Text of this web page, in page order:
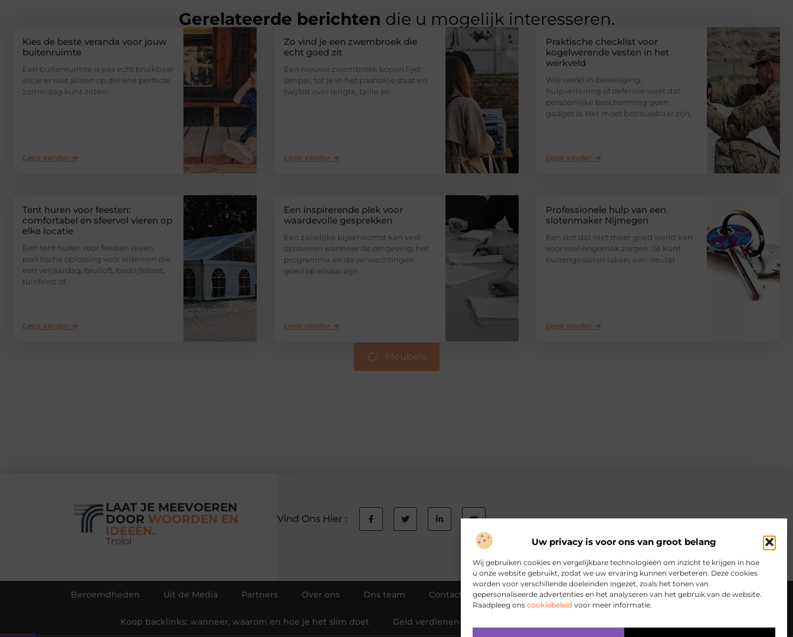
Uw privacy is voor ons van groot belang
Wij gebruiken cookies en vergelijkbare technologieën om inzicht te krijgen in hoe
u onze website gebruikt, zodat we uw ervaring kunnen verbeteren. Deze cookies
worden voor verschillende doeleinden ingezet, zoals het tonen van
gepersonaliseerde advertenties en het analyseren van het gebruik van de website.
Raadpleeg ons cookiebeleid voor meer informatie.
Gerelateerde berichten die u mogelijk interesseren.
Kies de beste veranda voor jouw
buitenruimte
Een buitenruimte is pas echt bruikbaar
als je er niet alleen op die ene perfecte
zomerdag kunt zitten.
Lees verder ➜
Zo vind je een zwembroek die
echt goed zit
Een nieuwe zwembroek kopen lijkt
simpel, tot je in het pashokje staat en
twijfelt over lengte, taille en
Lees verder ➜
Praktische checklist voor
kogelwerende vesten in het
werkveld
Wie werkt in beveiliging,
hulpverlening of defensie weet dat
persoonlijke bescherming geen
gadget is. Het moet betrouwbaar zijn,
Lees verder ➜
Tent huren voor feesten:
comfortabel en sfeervol vieren op
elke locatie
Een tent huren voor feesten is een
praktische oplossing voor iedereen die
een verjaardag, bruiloft, bedrijfsfeest,
tuinfeest of
Lees verder ➜
Een inspirerende plek voor
waardevolle gesprekken
Een zakelijke bijeenkomst kan veel
opleveren wanneer de omgeving, het
programma en de verwachtingen
goed op elkaar zijn
Lees verder ➜
Professionele hulp van een
slotenmaker Nijmegen
Een slot dat niet meer goed werkt kan
voor veel ongemak zorgen. Je kunt
buitengesloten raken, een sleutel
Lees verder ➜
Meubels
LAAT JE MEEVOEREN
DOOR WOORDEN EN
IDEEËN.
Trolol
Vind Ons Hier :
Beroemdheden Uit de Media Partners Over ons Ons team Contact Aanmelden Website index Cookiebeleid (EU)
Koop backlinks: wanneer, waarom en hoe je het slim doet Geld verdienen met je website: zo bouw je aan online inkomsten